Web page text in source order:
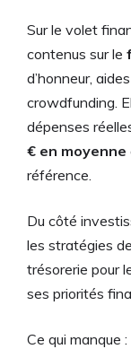
Sur le volet
contenus sur le
d’honneur,
crowdfunding.
dépenses
€ en moyenne
référence.
Du côté
les stratégies
trésorerie pour
ses priorités
Ce qui manque :